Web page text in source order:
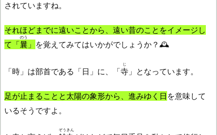
されていますね。
それほどまでに遠いことから、遠い昔のことをイメージし
て「曩
のう
」 を覚えてみてはいかがでしょうか？🕰️
「時」は部首である「日」に、「寺
じ
」となっています。
足が止まることと太陽の象形から、進みゆく日 を意味して
いるそうですよ。
ぞうきん